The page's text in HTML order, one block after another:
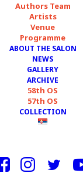
Authors Team
Artists
Venue
Programme
ABOUT THE SALON
NEWS
GALLERY
ARCHIVE
58th OS
57th OS
COLLECTION
TIRNANIĆ